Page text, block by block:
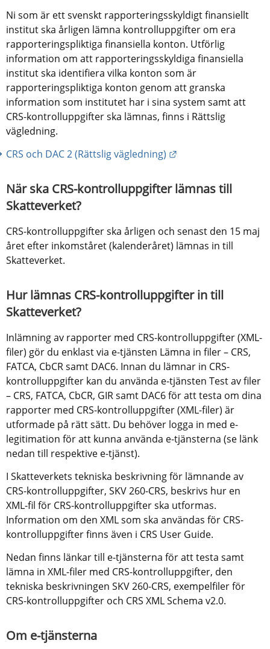
Ni som är ett svenskt rapporteringsskyldigt finansiellt
institut ska årligen lämna kontrolluppgifter om era
rapporteringspliktiga finansiella konton. Utförlig
information om att rapporteringsskyldiga finansiella
institut ska identifiera vilka konton som är
rapporteringspliktiga konton genom att granska
information som institutet har i sina system samt att
CRS-kontrolluppgifter ska lämnas, finns i Rättslig
vägledning.
CRS och DAC 2 (Rättslig vägledning)
När ska CRS-kontrolluppgifter lämnas till
Skatteverket?
CRS-kontrolluppgifter ska årligen och senast den 15 maj
året efter inkomståret (kalenderåret) lämnas in till
Skatteverket.
Hur lämnas CRS-kontrolluppgifter in till
Skatteverket?
Inlämning av rapporter med CRS-kontrolluppgifter (XML-
filer) gör du enklast via e-tjänsten Lämna in filer – CRS,
FATCA, CbCR samt DAC6. Innan du lämnar in CRS-
kontrolluppgifter kan du använda e-tjänsten Test av filer
– CRS, FATCA, CbCR, GIR samt DAC6 för att testa om dina
rapporter med CRS-kontrolluppgifter (XML-filer) är
utformade på rätt sätt. Du behöver logga in med e-
legitimation för att kunna använda e-tjänsterna (se länk
nedan till respektive e-tjänst).
I Skatteverkets tekniska beskrivning för lämnande av
CRS-kontrolluppgifter, SKV 260-CRS, beskrivs hur en
XML-fil för CRS-kontrolluppgifter ska utformas.
Information om den XML som ska användas för CRS-
kontrolluppgifter finns även i CRS User Guide.
Nedan finns länkar till e-tjänsterna för att testa samt
lämna in XML-filer med CRS-kontrolluppgifter, den
tekniska beskrivningen SKV 260-CRS, exempelfiler för
CRS-kontrolluppgifter och CRS XML Schema v2.0.
Om e-tjänsterna